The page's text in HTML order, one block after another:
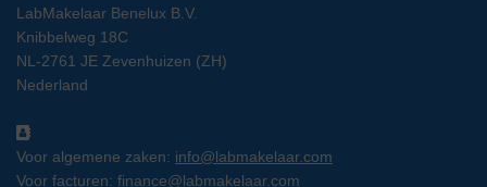
LabMakelaar Benelux B.V.
Knibbelweg 18C
NL-2761 JE Zevenhuizen (ZH)
Nederland
Voor algemene zaken: info@labmakelaar.com
Voor facturen: finance@labmakelaar.com